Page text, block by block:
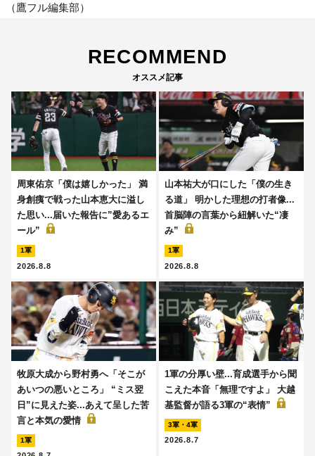
（鷹フル編集部）
RECOMMEND
オススメ記事
周東佑京「僕は嬉しかった」 満
身創痍で戦った山本恵大に溢し
た思い...届いた報告に”愛あるエ
ール”
1軍
2026.8.8
山本祐大が口にした「僕の生き
る道」 明かした理想の打者像...
首脳陣の言葉から紐解いた“凄
み”
1軍
2026.8.8
牧原大成から野村勇へ「そこが
あいつの悪いところ」 “ミス翌
日”に見えた姿...あえて呈した苦
言と本気の愛情
1軍
1軍の分厚い壁...育成選手から聞
こえた本音「無理ですよ」 大越
基監督が語る3軍の“表情”
3軍・4軍
2026.8.7